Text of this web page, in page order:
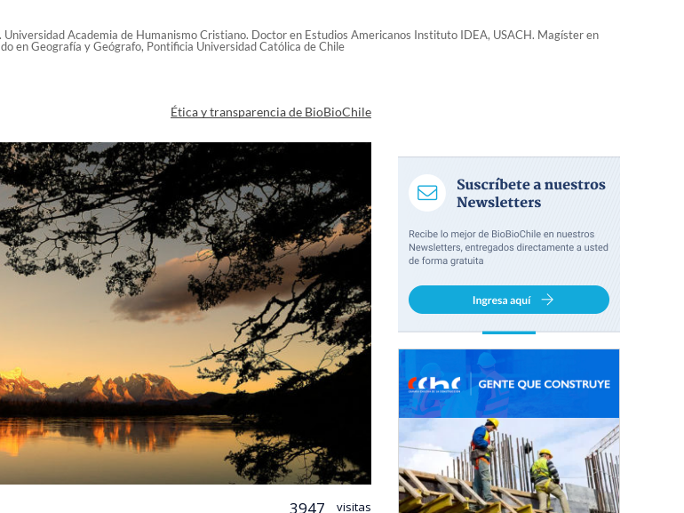
Universidad Academia de Humanismo Cristiano. Doctor en Estudios Americanos Instituto IDEA, USACH. Magíster en
en Geografía y Geógrafo, Pontificia Universidad Católica de Chile
Ética y transparencia de BioBioChile
3947 visitas